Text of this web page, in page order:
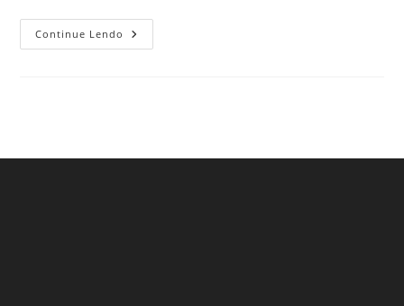
Continue Lendo Melhores
Opções
Todos